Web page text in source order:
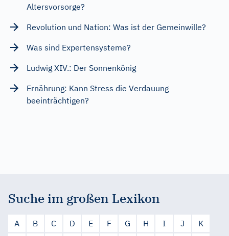
Altersvorsorge?
Revolution und Nation: Was ist der Gemeinwille?
Was sind Expertensysteme?
Ludwig XIV.: Der Sonnenkönig
Ernährung: Kann Stress die Verdauung
beeinträchtigen?
Suche im großen Lexikon
A B C D E F G H I J
K